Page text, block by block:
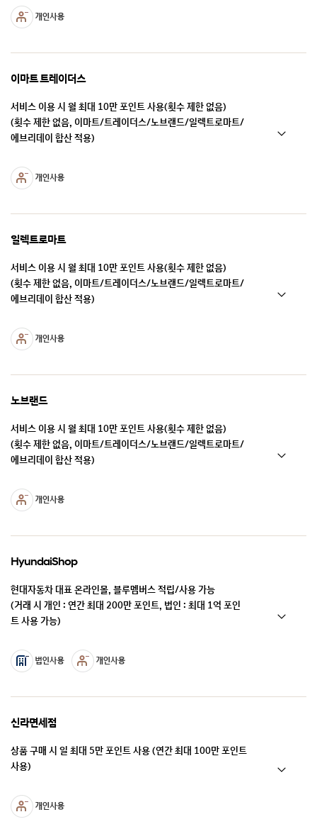
이마트 트레이더스
서비스 이용 시 월 최대 10만 포인트 사용(횟수 제한 없음)
(횟수 제한 없음, 이마트/트레이더스/노브랜드/일렉트로마트/
에브리데이 합산 적용)
일렉트로마트
서비스 이용 시 월 최대 10만 포인트 사용(횟수 제한 없음)
(횟수 제한 없음, 이마트/트레이더스/노브랜드/일렉트로마트/
에브리데이 합산 적용)
노브랜드
서비스 이용 시 월 최대 10만 포인트 사용(횟수 제한 없음)
(횟수 제한 없음, 이마트/트레이더스/노브랜드/일렉트로마트/
에브리데이 합산 적용)
HyundaiShop
현대자동차 대표 온라인몰, 블루멤버스 적립/사용 가능
(거래 시 개인 : 연간 최대 200만 포인트, 법인 : 최대 1억 포인
트 사용 가능)
신라면세점
상품 구매 시 일 최대 5만 포인트 사용 (연간 최대 100만 포인트
사용)